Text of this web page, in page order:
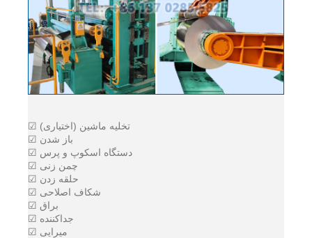
☑ تخلیه ماشین (اختیاری)
☑ باز شدن
☑ دستگاه اسکوپ و پرس
☑ چمن زنی
☑ حلقه زدن
☑ شکاف اصلاحی
☑ براق
☑ جداکننده
☑ میرایی